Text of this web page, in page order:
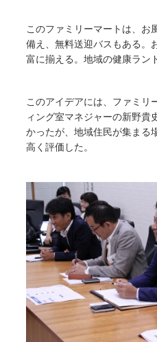
このファミリーマートは、お
備え、無料送迎バスもある。
富に揃える。地域の健康ラン
このアイデアには、ファミリ
ィング室マネジャーの新野貴
かったが、地域住民が集まる
高く評価した。